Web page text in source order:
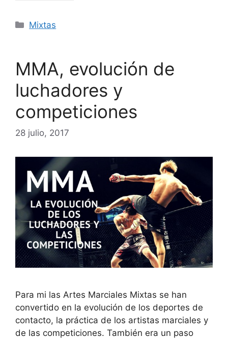
Categorías
Mixtas
MMA, evolución de
luchadores y
competiciones
28 julio, 2017
Para mi las Artes Marciales Mixtas se han
convertido en la evolución de los deportes de
contacto, la práctica de los artistas marciales y
de las competiciones. También era un paso